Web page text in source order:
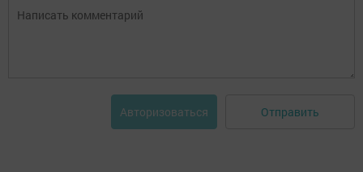
Авторизоваться Отправить